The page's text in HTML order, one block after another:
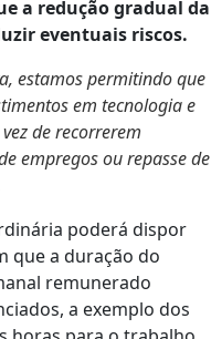
a redução gradual da
eventuais riscos.
estamos permitindo que
em tecnologia e
de recorrerem
empregos ou repasse de
poderá dispor
que a duração do
remunerado
a exemplo dos